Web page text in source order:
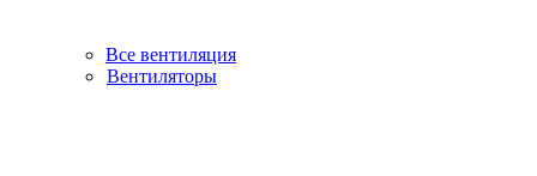
Все вентиляция
Вентиляторы